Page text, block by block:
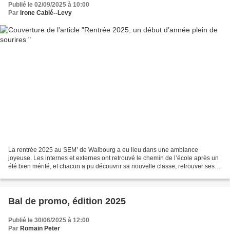
Publié le 02/09/2025 à 10:00
Par Irone Cablé--Levy
La rentrée 2025 au SEM’ de Walbourg a eu lieu dans une ambiance
joyeuse. Les internes et externes ont retrouvé le chemin de l’école après un
été bien mérité, et chacun a pu découvrir sa nouvelle classe, retrouver ses
Bal de promo, édition 2025
Publié le 30/06/2025 à 12:00
Par Romain Peter